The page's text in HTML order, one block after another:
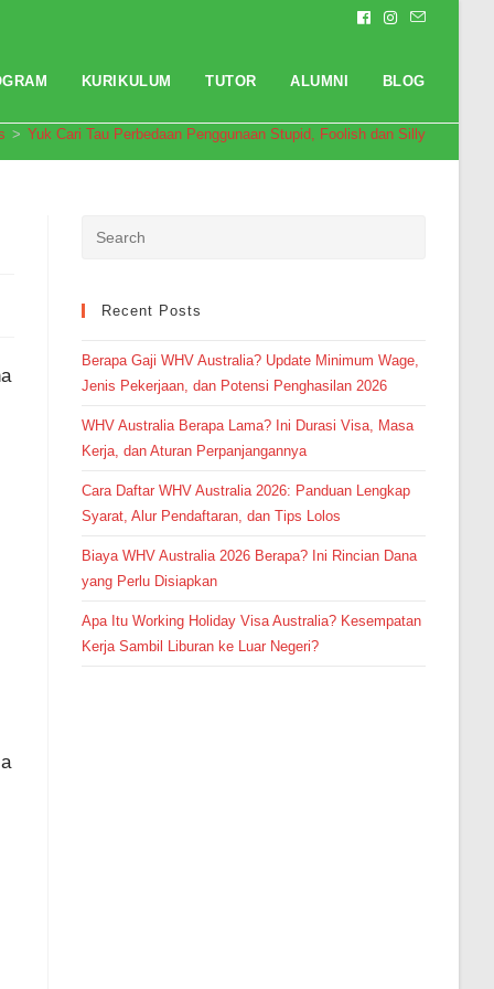
KURIKULUM TUTOR ALUMNI BLOG
> Yuk Cari Tau Perbedaan Penggunaan Stupid, Foolish dan Silly
Recent Posts
Berapa Gaji WHV Australia? Update Minimum Wage,
Jenis Pekerjaan, dan Potensi Penghasilan 2026
WHV Australia Berapa Lama? Ini Durasi Visa, Masa
Kerja, dan Aturan Perpanjangannya
Cara Daftar WHV Australia 2026: Panduan Lengkap
Syarat, Alur Pendaftaran, dan Tips Lolos
Biaya WHV Australia 2026 Berapa? Ini Rincian Dana
yang Perlu Disiapkan
Apa Itu Working Holiday Visa Australia? Kesempatan
Kerja Sambil Liburan ke Luar Negeri?
lalu.